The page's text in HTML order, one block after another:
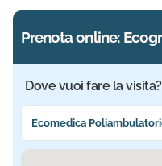
Prenota online:
Dove vuoi fare la visita?
Seleziona la sede più
Ecomedica
Sede selezionata: